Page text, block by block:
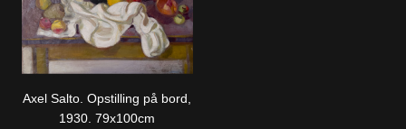
Axel Salto. Opstilling på bord,
1930. 79x100cm